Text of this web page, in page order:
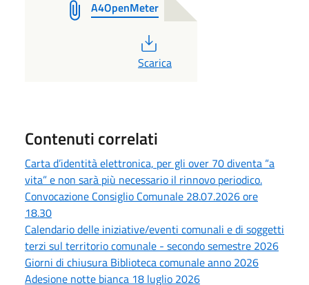
A4OpenMeter
PDF
Scarica
Contenuti correlati
Carta d’identità elettronica, per gli over 70 diventa “a
vita” e non sarà più necessario il rinnovo periodico.
Convocazione Consiglio Comunale 28.07.2026 ore
18.30
Calendario delle iniziative/eventi comunali e di soggetti
terzi sul territorio comunale - secondo semestre 2026
Giorni di chiusura Biblioteca comunale anno 2026
Adesione notte bianca 18 luglio 2026